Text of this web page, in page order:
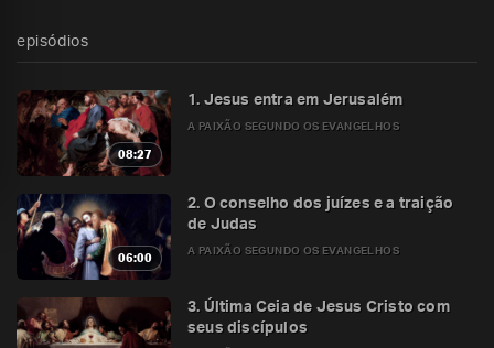
episódios
08:27
1. Jesus entra em Jerusalém
A PAIXÃO SEGUNDO OS EVANGELHOS
06:00
2. O conselho dos juízes e a traição
de Judas
A PAIXÃO SEGUNDO OS EVANGELHOS
3. Última Ceia de Jesus Cristo com
seus discípulos